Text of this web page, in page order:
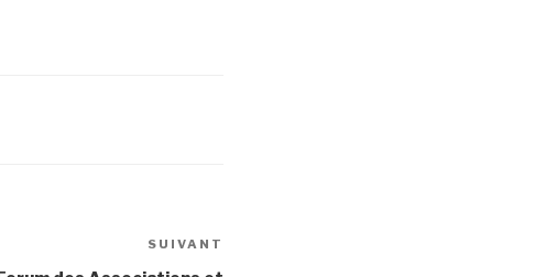
SUIVANT